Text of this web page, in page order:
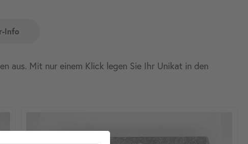
aus. Mit nur einem Klick legen Sie Ihr Unikat in den
Info